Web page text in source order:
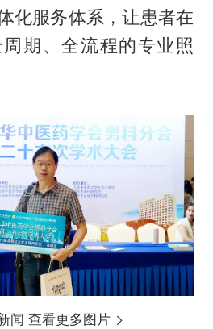
化服务体系，让患者在
期、全流程的专业照
闻 查看更多图片